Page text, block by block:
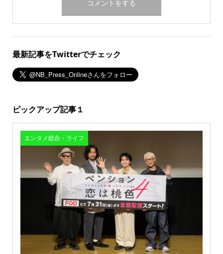
最新記事をTwitterでチェック
ピックアップ記事１
エンタメ総合・ライフ